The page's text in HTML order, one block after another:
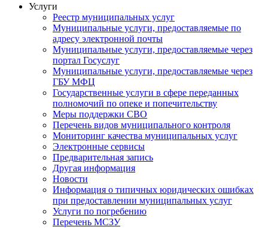
Услуги
Реестр муниципальных услуг
Муниципальные услуги, предоставляемые по
адресу электронной почты
Муниципальные услуги, предоставляемые через
портал Госуслуг
Муниципальные услуги, предоставляемые через
ГБУ МФЦ
Государственные услуги в сфере переданных
полномочий по опеке и попечительству
Меры поддержки СВО
Перечень видов муниципального контроля
Мониторинг качества муниципальных услуг
Электронные сервисы
Предварительная запись
Другая информация
Новости
Информация о типичных юридических ошибках
при предоставлении муниципальных услуг
Услуги по погребению
Перечень МСЗУ